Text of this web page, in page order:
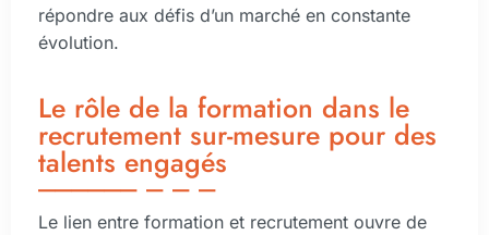
répondre aux défis d’un marché en constante
évolution.
Le rôle de la formation dans le
recrutement sur-mesure pour des
talents engagés
Le lien entre formation et recrutement ouvre de